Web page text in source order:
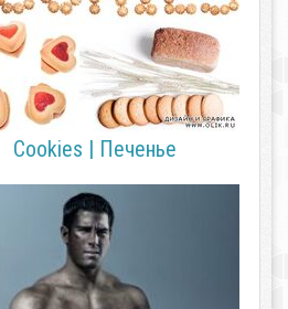
Cookies | Печенье